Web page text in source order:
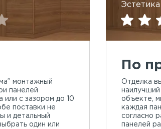
монтажный
панелей
или с зазором до 10
поставки не
и детальный
один или
Эстетика
По
Отделка
наилучший
объекте,
каждая
согласно
панелей